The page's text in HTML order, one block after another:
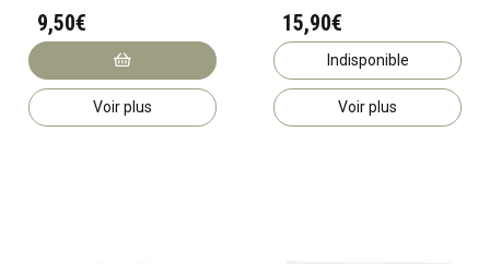
9,50€
Voir plus
15,90€
Indisponible
Voir plus